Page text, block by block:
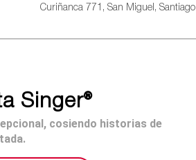
Curiñanca 771, San Miguel, Santiago
Singer®
cosiendo historias de